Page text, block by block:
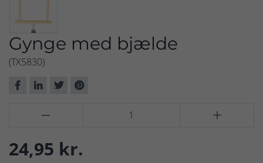
Gynge med bjælde
(TX5830)
 
24,95 kr.